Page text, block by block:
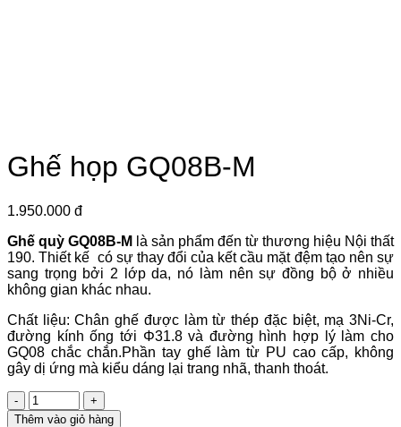
Ghế họp GQ08B-M
1.950.000 đ
Ghế quỳ GQ08B-M là sản phẩm đến từ thương hiệu Nội thất
190. Thiết kế có sự thay đổi của kết cầu mặt đệm tạo nên sự
sang trọng bởi 2 lớp da, nó làm nên sự đồng bộ ở nhiều
không gian khác nhau.
Chất liệu: Chân ghế được làm từ thép đặc biệt, mạ 3Ni-Cr,
đường kính ống tới Φ31.8 và đường hình hợp lý làm cho
GQ08 chắc chắn.Phần tay ghế làm từ PU cao cấp, không
gây dị ứng mà kiểu dáng lại trang nhã, thanh thoát.
Số
lượng
Thêm vào giỏ hàng